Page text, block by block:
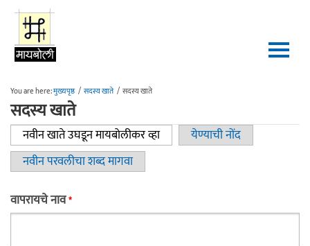
Skip to main content
You are here:मुख्यपृष्ठ / सदस्य खाते / सदस्य खाते
सदस्य खाते
Primary tabs
नवीन खाते उघडून मायबोलीकर व्हा(active tab)येण्याची नोंद
नवीन परवलीचा शब्द मागवा
वापरायचे नाव*